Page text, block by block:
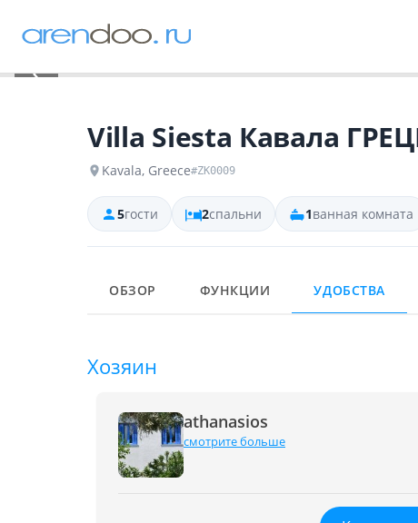
‹
Villa Siesta Кавала
Kavala, Greece#ZK0009
5гости 2спальни 1ванная комната
ОБЗОР ФУНКЦИИ УДОБСТВА
Хозяин
athanasios
смотрите больше